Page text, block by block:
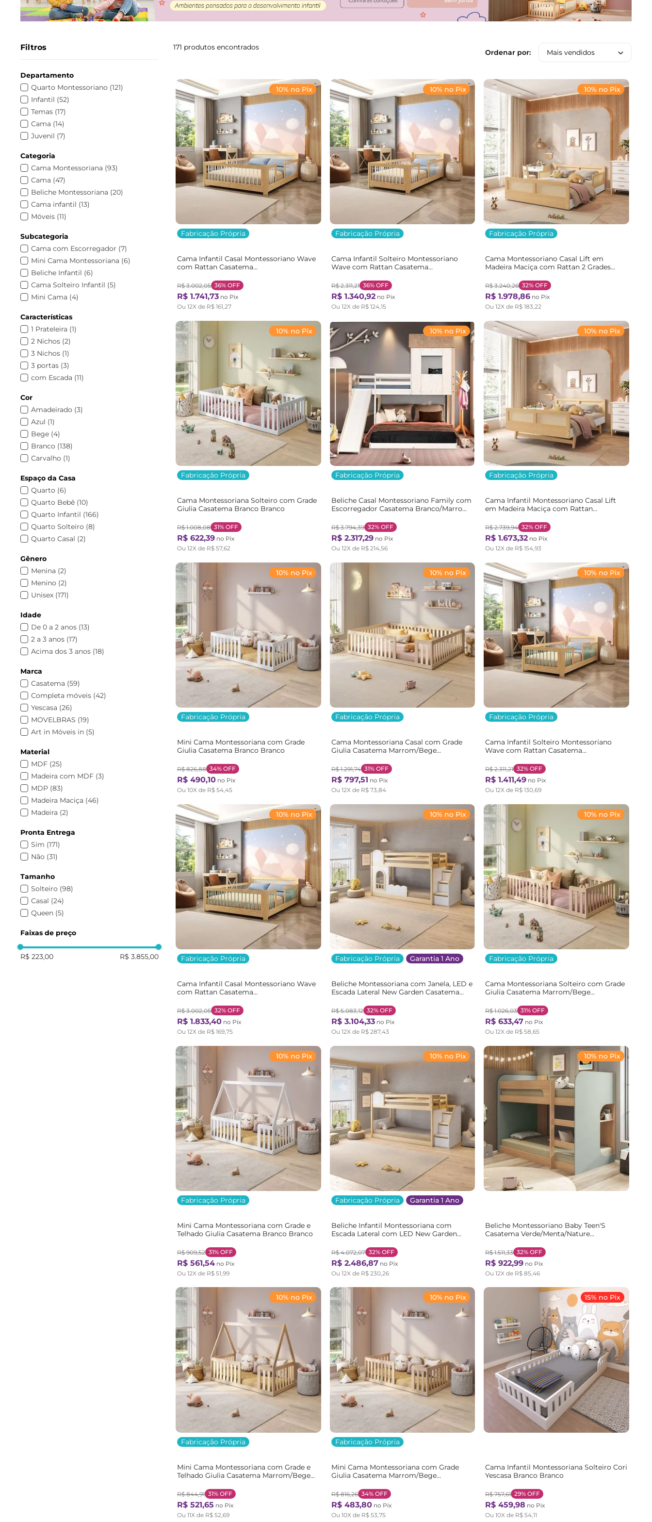
Filtros
Departamento
Quarto Montessoriano (121)
Infantil (52)
Temas (17)
Cama (14)
Juvenil (7)
Categoria
Cama Montessoriana (93)
Cama (47)
Beliche Montessoriana (20)
Cama infantil (13)
Móveis (11)
Linha Giulia
Linha Star Plus (4)
Linha Club House (3)
Linha Noop ( 2)
Linha Malta (1)
Linha Madeira Natural
Linha Garden
Decoração (1)
Cama de solteiro
Acessório Quarto Montessoriano
Subcategoria
Cama com Escorregador (7)
Mini Cama Montessoriana (6)
Beliche Infantil (6)
Cama Solteiro Infantil (5)
Mini Cama (4)
Mesa e Cadeira Infantil
Estante Infantil
Cama para Menino
Cama Casinha
Bicama Infantil
Quarto Completo Montessoriano
Quarto Completo Juvenil
Organizador para Quarto Infantil
Nichos, Prateleiras e Porta Livros
Guarda Roupa
Guarda Roupa Infantil
Cama para Menina
Cadeira infantil
Características
1 Prateleira (1)
2 Nichos (2)
3 Nichos (1)
3 portas (3)
com Escada (11)
com Grade
com Telhado (9
Cor
Amadeirado (3)
Azul (1)
Bege (4)
Branco (138)
Carvalho (1)
Cinza (1)
Natural (30
Preto (5)
Rosa (14)
Verde (6)
Branco Fosco (1)
Fumê
Espaço da Casa
Quarto (6)
Quarto Bebê (10)
Quarto Infantil (166)
Quarto Solteiro (8)
Quarto Casal (2)
Gênero
Menina (2)
Menino (2)
Unisex (171)
Idade
De 0 a 2 anos (13)
2 a 3 anos (17)
Acima dos 3 anos (18)
Marca
Casatema (59)
Completa móveis (42)
Yescasa (26)
MOVELBRAS (19)
Art in Móveis in (5)
Tigus Baby
Olivar (2)
Móveis Caftor (2)
J&A Móveis
Espresso Móveis (2)
DJD Móveis
Móveis Reller
Ludika Mobilia
Gabrielli Móveis
Bramov Móveis
Material
MDF (25)
Madeira com MDF (3)
MDP (83)
Madeira Maciça (46)
Madeira (2)
Pronta Entrega
Sim (171)
Não (31)
Tamanho
Solteiro (98)
Casal (24)
Queen (5)
Faixas de preço
R$ 223,00 R$ 3.855,00
171 produtos
Mais vendidos
Fabricação Própria
10% no Pix
Cama Infantil Casal Montessoriano Wave
com Rattan Casatema
R$ 3.002,05 36% OFF
R$ 1.741,73 no Pix
Ou 12X de R$ 161,27
Fabricação Própria
10% no Pix
Cama Infantil Solteiro Montessoriano
Wave com Rattan Casatema
R$ 2.311,21 36%OFF
R$ 1.340,92no Pix
Ou 12X de R$ 124,15
Fabricação Própria
10% no Pix
Cama Montessoriano Casal Lift em
Madeira Maciça com Rattan 2 Grades
Branco/Natural
R$ 3.240,26 32% OFF
R$ 1.978,86 no Pix
Ou12X de R$ 183,22
Fabricação Própria
10% no Pix
Cama Montessoriana Solteiro com Grade
Giulia Casatema Branco Branco
R$ 1.008,08 31% OFF
R$ 622,39 no Pix
Ou 12X de R$ 57,62
Fabricação Própria
10% no Pix
Beliche Casal Montessoriano Family com
Escorregador Casatema Branco/Marrom
R$ 3.794,39 32%OFF
R$ 2.317,29no Pix
Ou 12X de R$ 214,56
Fabricação Própria
10% no Pix
Cama Infantil Montessoriano Casal Lift
em Madeira Maciça com Rattan
Branco/Natural
R$ 2.739,94 32% OFF
R$ 1.673,32 no Pix
Ou12X de R$ 154,93
Fabricação Própria
10% no Pix
Mini Cama Montessoriana com Grade
Giulia Casatema Branco Branco
R$ 826,88 34% OFF
R$ 490,10 no Pix
Ou 10X de R$ 54,45
Fabricação Própria
10% no Pix
Cama Montessoriana Casal com Grade
Giulia Casatema Marrom/Bege
R$ 1.291,74 31%OFF
R$ 797,51 no Pix
Ou 12X de R$ 73,84
Fabricação Própria
10% no Pix
Cama Infantil Solteiro Montessoriano
Wave com Rattan Casatema
R$ 2.311,21 32% OFF
R$ 1.411,49 no Pix
Ou12X de R$ 130,69
Fabricação Própria
10% no Pix
Cama Infantil Casal Montessoriano Wave
com Rattan Casatema
R$ 3.002,05 32% OFF
R$ 1.833,40 no Pix
Ou 12X de R$ 169,75
Fabricação Própria Garantia 1 Ano
10% no Pix
Beliche Montessoriana com Janela, LED e
Escada Lateral New Garden Casatema
R$ 5.083,12 32%OFF
R$ 3.104,33no Pix
Ou 12X de R$ 287,43
Fabricação Própria
10% no Pix
Cama Montessoriana Solteiro com Grade
Giulia Casatema Marrom/Bege
R$ 1.026,03 31% OFF
R$ 633,47 no Pix
Ou12X de R$ 58,65
Fabricação Própria
10% no Pix
Mini Cama Montessoriana com Grade e
Telhado Giulia Casatema Branco Branco
R$ 909,52 31% OFF
R$ 561,54 no Pix
Ou 12X de R$ 51 99
Fabricação Própria Garantia 1 Ano
10% no Pix
Beliche Infantil Montessoriana com
Escada Lateral com LED New Garden
Natural/Branco
R$ 4.072,07 32%OFF
R$ 2.486,87no Pix
Ou 12X de R$ 230, 26
10% no Pix
Beliche Montessoriano Baby Teen'S
Casatema Verde/Menta/Nature
R$ 1.511,33 32% OFF
R$ 922,99 no Pix
Ou12X de R$ 85 ,46
Fabricação Própria
10% no Pix
Mini Cama Montessoriana com Grade e
Telhado Giulia Casatema Marrom/Bege
R$ 844,91 31% OFF
R$ 521,65 no Pix
Ou 11X de R$ 52 69
Fabricação Própria
10% no Pix
Mini Cama Montessoriana com Grade
Giulia Casatema Marrom/Bege
R$ 816,26 34%OFF
R$ 483,80no Pix
Ou 10X de R$ 53 75
15% no Pix
Cama Infantil Montessoriana Solteiro Cori
Yescasa Branco Branco
R$ 757,61 29% OFF
R$ 459,98 no Pix
Ou10X de R$ 54 ,11